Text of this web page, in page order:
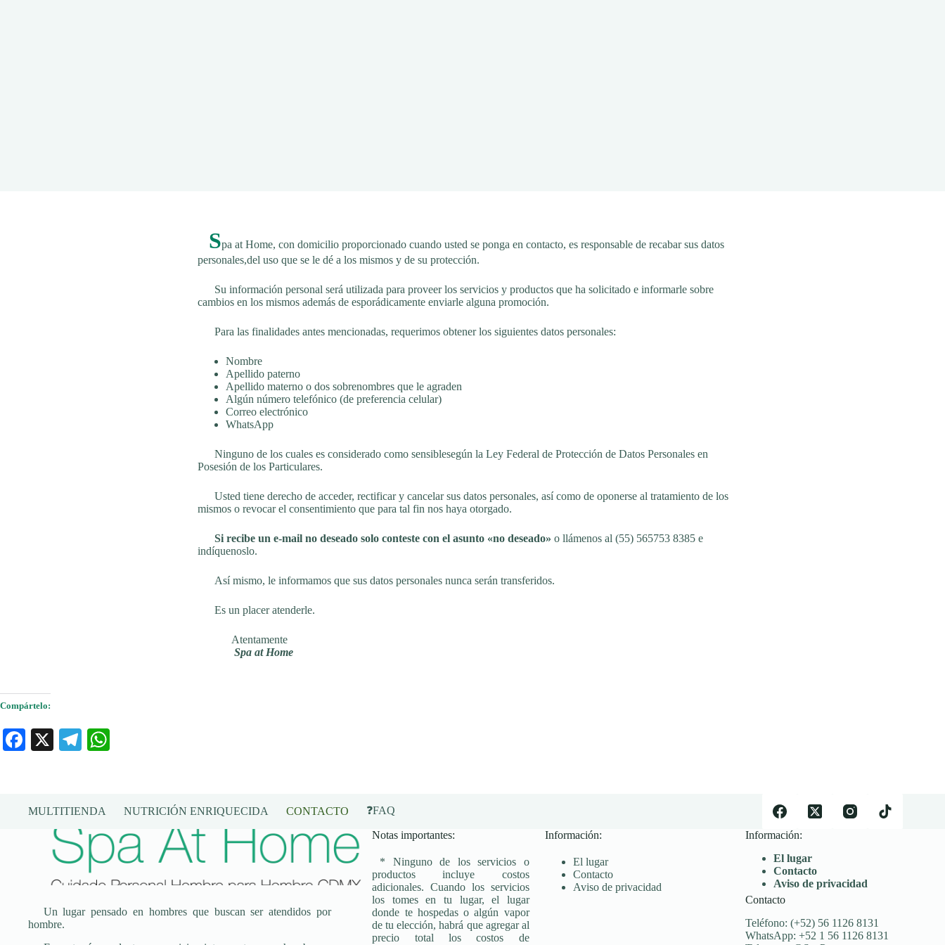
Spa at Home, con domicilio proporcionado cuando usted se ponga en contacto, es responsable de recabar sus datos
personales,del uso que se le dé a los mismos y de su protección.
Su información personal será utilizada para proveer los servicios y productos que ha solicitado e informarle sobre
cambios en los mismos además de esporádicamente enviarle alguna promoción.
Para las finalidades antes mencionadas, requerimos obtener los siguientes datos personales:
Nombre
Apellido paterno
Apellido materno o dos sobrenombres que le agraden
Algún número telefónico (de preferencia celular)
Correo electrónico
WhatsApp
Ninguno de los cuales es considerado como sensiblesegún la Ley Federal de Protección de Datos Personales en
Posesión de los Particulares.
Usted tiene derecho de acceder, rectificar y cancelar sus datos personales, así como de oponerse al tratamiento de los
mismos o revocar el consentimiento que para tal fin nos haya otorgado.
Si recibe un e-mail no deseado solo conteste con el asunto «no deseado» o llámenos al (55) 565753 8385 e
indíquenoslo.
Así mismo, le informamos que sus datos personales nunca serán transferidos.
Es un placer atenderle.
Atentamente
Spa at Home
Compártelo:
Fa
ok
X
Te
a
m
A
pp
MULTITIENDA NUTRICIÓN ENRIQUECIDA CONTACTO ❓FAQ
Un lugar pensado en hombres que buscan ser atendidos por
hombre.
Notas importantes:
* Ninguno de los servicios o
productos incluye costos
adicionales. Cuando los servicios
los tomes en tu lugar, el lugar
donde te hospedas o algún vapor
de tu elección, habrá que agregar al
precio total los costos de
Información:
El lugar
Contacto
Aviso de privacidad
Información:
El lugar
Contacto
Aviso de privacidad
Contacto
Teléfono: (+52) 56 1126 8131
WhatsApp: +52 1 56 1126 8131